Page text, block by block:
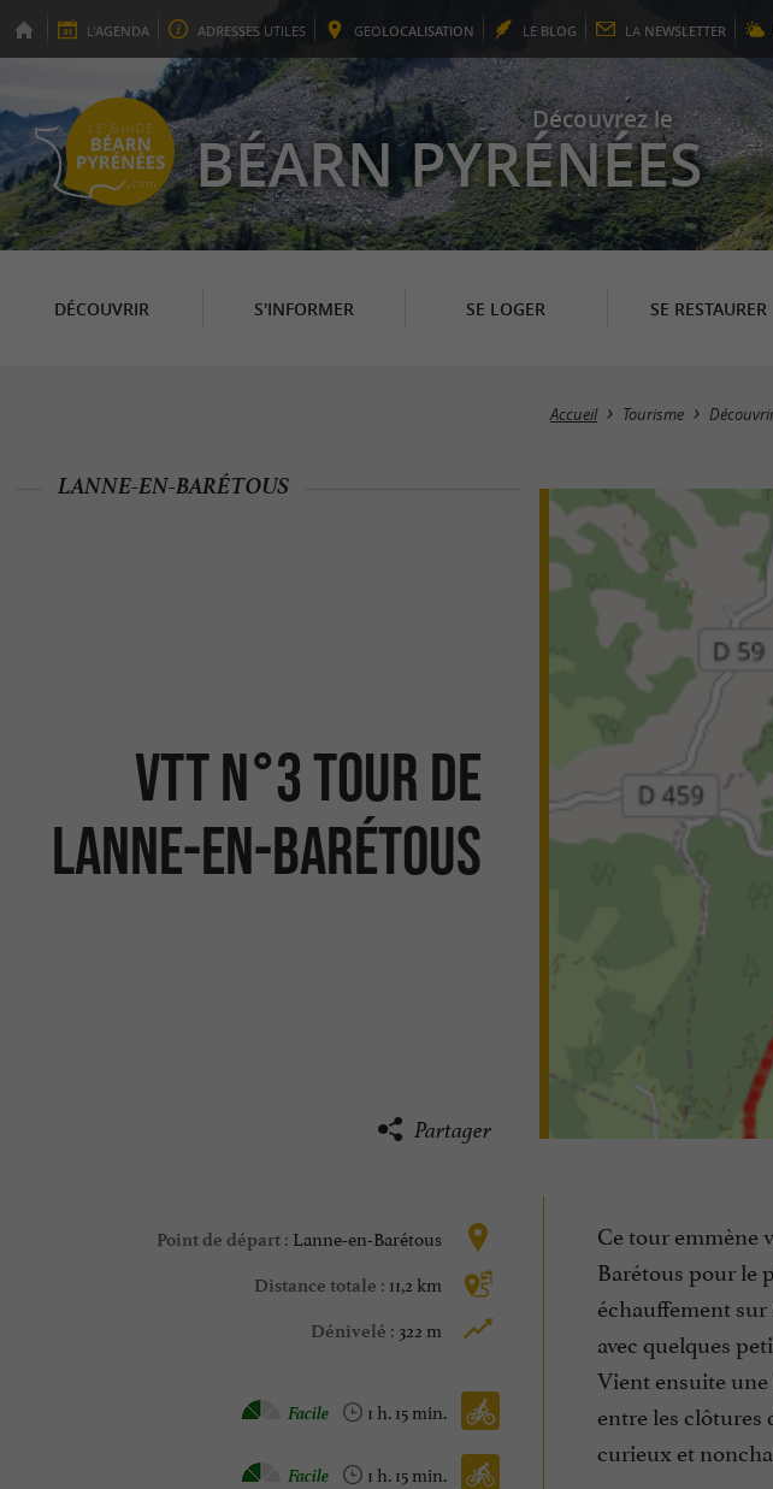
L'AGENDA ADRESSES UTILES GEOLOCALISATION LE BLOG LA NEWSLETTER
Découvrez le
BÉARN PYRÉNÉES
DÉCOUVRIR S'INFORMER SE LOGER SE RESTAURER
Accueil Tourisme
VTT N°3 Tour de
Lanne-en-Barétous
LANNE-EN-BARÉTOUS
Partager
Point de départ : Lanne-en-Barétous
Distance totale : 11,2 km
Dénivelé : 322 m
Vélo vtc :
1 h. 15 min.
Facile
Vélo / route :
1 h. 15 min.
Facile
Ce tour emmène
Barétous pour le
échauffement
avec quelques
Vient ensuite une
entre les clôtures
curieux et